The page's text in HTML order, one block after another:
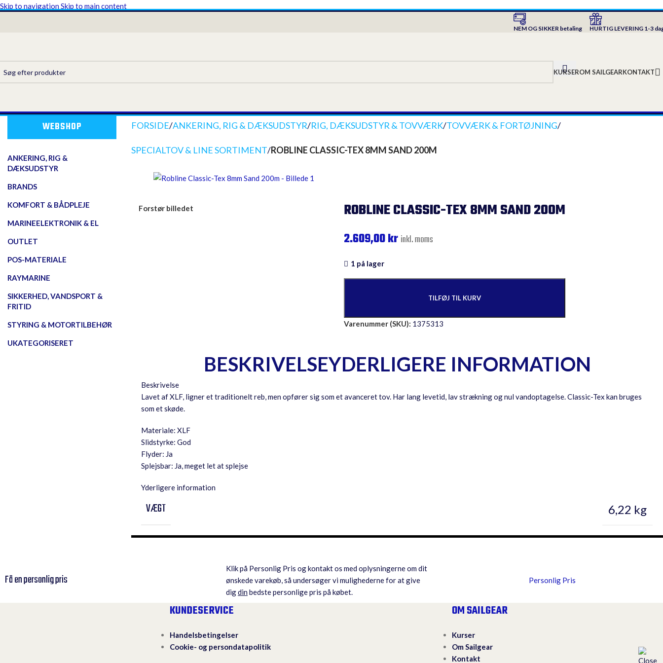
Skip to navigation Skip to main content
NEM OG SIKKER betaling HURTIG LEVERING 1-3
KURSEROM SAILGEARKONTAKT
WEBSHOP
ANKERING, RIG &
DÆKSUDSTYR
BRANDS
KOMFORT & BÅDPLEJE
MARINEELEKTRONIK & EL
OUTLET
POS-MATERIALE
RAYMARINE
SIKKERHED, VANDSPORT &
FRITID
STYRING & MOTORTILBEHØR
UKATEGORISERET
FORSIDE/ANKERING, RIG & DÆKSUDSTYR/RIG, DÆKSUDSTYR & TOVVÆRK/TOVVÆRK & FORTØJNING/
SPECIALTOV & LINE SORTIMENT/ROBLINE CLASSIC-TEX 8MM SAND 200M
Forstør billedet ROBLINE CLASSIC-TEX 8MM SAND 200M
2.609,00kr inkl. moms
1 på lager
TILFØJ TIL KURV
Varenummer (SKU): 1375313
BESKRIVELSEYDERLIGERE INFORMATION
Beskrivelse
Lavet af XLF, ligner et traditionelt reb, men opfører sig som et avanceret tov. Har lang levetid, lav strækning og nul vandoptagelse. Classic-Tex kan bruges
som et skøde.
Materiale: XLF
Slidstyrke: God
Flyder: Ja
Splejsbar: Ja, meget let at splejse
Yderligere information
VÆGT 6,22 kg
Få en personlig pris
Klik på Personlig Pris og kontakt os med oplysningerne om dit
ønskede varekøb, så undersøger vi mulighederne for at give
digdin bedste personlige pris på købet.
Personlig Pris
KUNDESERVICE
Handelsbetingelser
Cookie- og persondatapolitik
OM SAILGEAR
Kurser
Om Sailgear
Kontakt